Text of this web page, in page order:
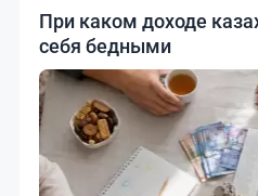
При каком доходе
себя бедными